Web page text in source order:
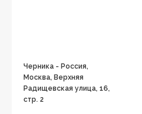
Черника - Россия,
Москва, Верхняя
Радищевская улица, 16,
стр. 2